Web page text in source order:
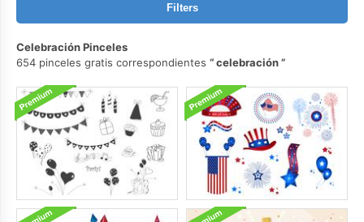
Filters
Celebración Pinceles
654 pinceles gratis correspondientes
celebración